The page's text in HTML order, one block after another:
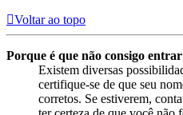
Voltar ao topo
Porque é que não consigo
Existem diversas
certifique-se de que seu
corretos. Se estiverem,